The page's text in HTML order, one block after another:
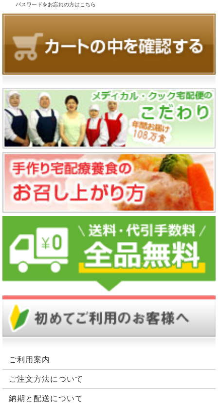
パスワードをお忘れの方はこちら
ご利用案内
ご注文方法について
納期と配送について